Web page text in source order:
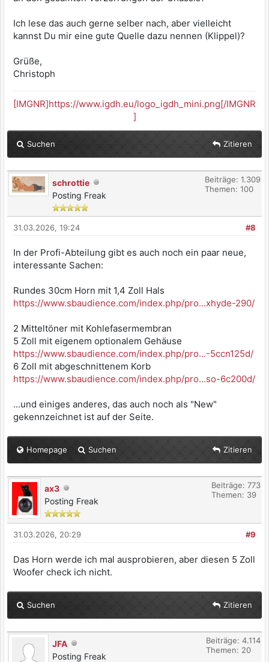
Ich lese das auch gerne selber nach, aber vielleicht
kannst Du mir eine gute Quelle dazu nennen (Klippel)?
Grüße,
Christoph
[IMGNR]https://www.igdh.eu/logo_igdh_mini.png[/IMGNR
]
Suchen Zitieren
schrottie
Posting Freak
Beiträge: 1.309
Themen: 100
#8
31.03.2026, 19:24
In der Profi-Abteilung gibt es auch noch ein paar neue,
interessante Sachen:
Rundes 30cm Horn mit 1,4 Zoll Hals
https://www.sbaudience.com/index.php/pro...xhyde-290/
2 Mitteltöner mit Kohlefasermembran
5 Zoll mit eigenem optionalem Gehäuse
https://www.sbaudience.com/index.php/pro...-5ccn125d/
6 Zoll mit abgeschnittenem Korb
https://www.sbaudience.com/index.php/pro...so-6c200d/
...und einiges anderes, das auch noch als "New"
gekennzeichnet ist auf der Seite.
Homepage Suchen Zitieren
ax3
Posting Freak
Beiträge: 773
Themen: 39
#9
31.03.2026, 20:29
Das Horn werde ich mal ausprobieren, aber diesen 5 Zoll
Woofer check ich nicht.
Suchen Zitieren
JFA
Posting Freak
Beiträge: 4.114
Themen: 20